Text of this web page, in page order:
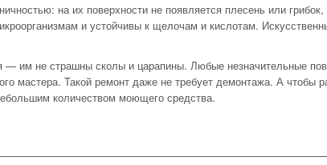
на их поверхности не появляется плесень или грибок,
и устойчивы к щелочам и кислотам.
— им не страшны сколы и царапины. Любые незначительные
мастера. Такой ремонт даже не требует демонтажа. А чтобы
количеством моющего средства.